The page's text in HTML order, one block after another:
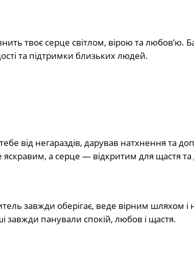
твоє серце світлом, вірою та любов’ю.
та підтримки близьких людей.
від негараздів, дарував натхнення та
а серце — відкритим для щастя
завжди оберігає, веде вірним шляхом
завжди панували спокій, любов і щастя.